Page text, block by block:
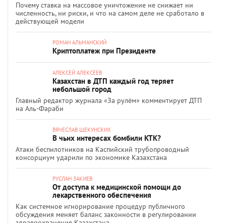
Почему ставка на массовое уничтожение не снижает ни
численность, ни риски, и что на самом деле не сработало в
действующей модели
РОМАН АЛЬМАНСКИЙ
Криптоплатеж при Президенте
АЛЕКСЕЙ АЛЕКСЕЕВ
Казахстан в ДТП каждый год теряет
небольшой город
Главный редактор журнала «За рулём» комментирует ДТП
на Аль-Фараби
ВЯЧЕСЛАВ ЩЕКУНСКИХ
В чьих интересах бомбили КТК?
Атаки беспилотников на Каспийский трубопроводный
консорциум ударили по экономике Казахстана
РУСЛАН ЗАКИЕВ
От доступа к медицинской помощи до
лекарственного обеспечения
Как системное игнорирование процедур публичного
обсуждения меняет баланс законности в регулировании